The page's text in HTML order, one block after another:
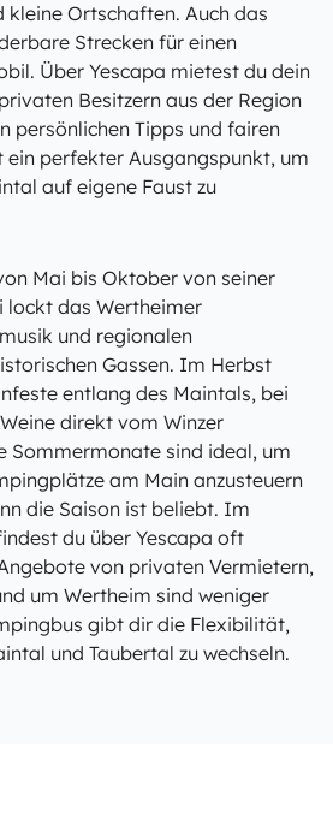
kleine Ortschaften. Auch das
Strecken für einen
Über Yescapa mietest du dein
Besitzern aus der Region
persönlichen Tipps und fairen
ein perfekter Ausgangspunkt, um
auf eigene Faust zu
Mai bis Oktober von seiner
lockt das Wertheimer
und regionalen
Gassen. Im Herbst
entlang des Maintals, bei
direkt vom Winzer
Sommermonate sind ideal, um
am Main anzusteuern
die Saison ist beliebt. Im
du über Yescapa oft
von privaten Vermietern,
um Wertheim sind weniger
gibt dir die Flexibilität,
und Taubertal zu wechseln.